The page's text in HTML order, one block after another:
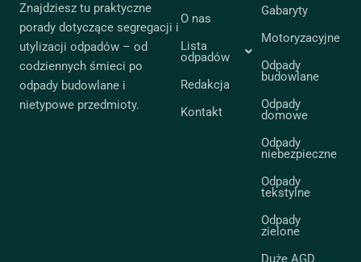
Znajdziesz tu praktyczne
porady dotyczące segregacji i
utylizacji odpadów – od
codziennych śmieci po
odpady budowlane i
nietypowe przedmioty.
O nas
Lista
odpadów
Redakcja
Kontakt
Gabaryty
Motoryzacyjne
Odpady
budowlane
Odpady
domowe
Odpady
niebezpieczne
Odpady
tekstylne
Odpady
zielone
Duże AGD